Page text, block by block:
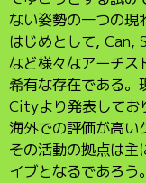
ない姿勢の一つの
はじめとして,
など様々なアーチス
希有な存在である
Cityより発表してお
海外での評価が高い
その活動の拠点は主
イブとなるであろう。